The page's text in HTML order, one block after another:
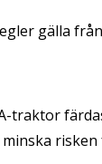
gälla
traktor